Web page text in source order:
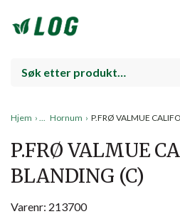
Hjem › Hornum › P.FRØ VALMUE
P.FRØ VALMUE
BLANDING (C)
Varenr: 213700